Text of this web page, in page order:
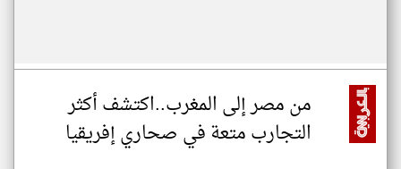
من مصر إلى المغرب..اكتشف أكثر
التجارب متعة في صحاري إفريقيا